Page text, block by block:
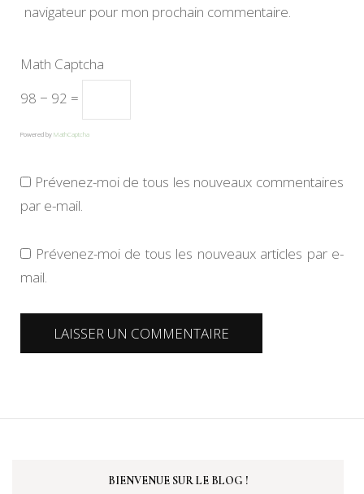
navigateur pour mon prochain commentaire.
Math Captcha
98 − 92 =
Powered byMathCaptcha
Prévenez-moi de tous les nouveaux commentaires
par e-mail.
Prévenez-moi de tous les nouveaux articles par e-
mail.
BIENVENUE SUR LE BLOG !